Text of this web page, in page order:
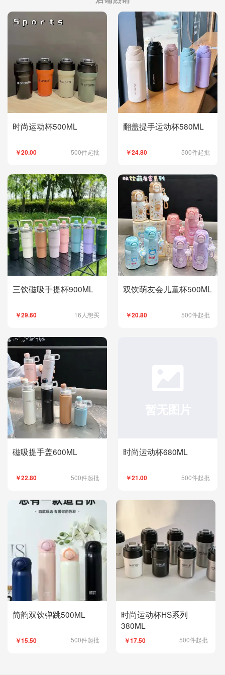
时尚运动杯500ML
￥20.00 500件起批
翻盖提手运动杯580ML
￥24.80 500件起批
三饮磁吸手提杯900ML
￥29.60 16人想买
双饮萌友会儿童杯500ML
￥20.80 500件起批
磁吸提手盖600ML
￥22.80 500件起批
时尚运动杯680ML
￥21.00 500件起批
简韵双饮弹跳500ML
￥15.50 500件起批
时尚运动杯HS系列
380ML
￥17.50 500件起批